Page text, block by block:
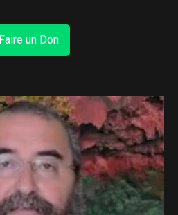
Faire un Don